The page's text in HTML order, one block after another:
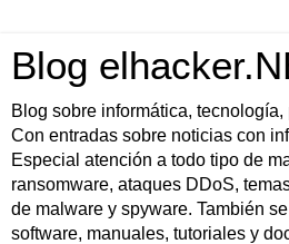
Blog
Blog sobre informática,
Con entradas sobre noticias con
Especial atención a todo tipo de
ransomware, ataques DDoS,
de malware y spyware. También
software, manuales, tutoriales y